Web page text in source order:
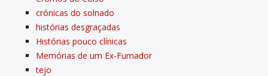
crónicas do solnado
histórias desgraçadas
Histórias pouco clí­nicas
Memórias de um Ex-Fumador
tejo